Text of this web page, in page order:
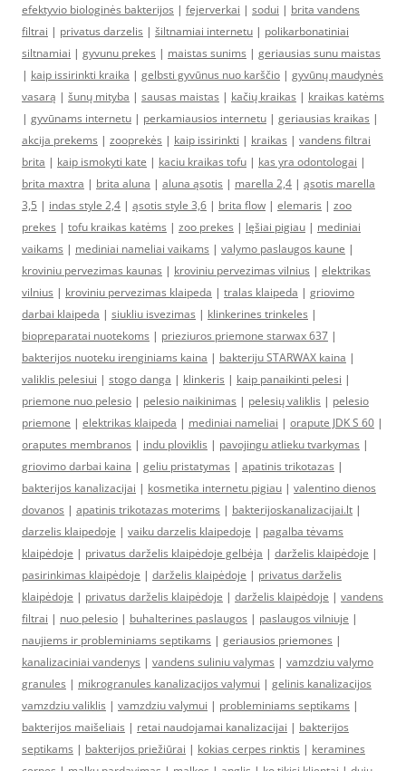
efektyvio biologinės bakterijos | fejerverkai | sodui | brita vandens
filtrai | privatus darzelis | šiltnamiai internetu | polikarbonatiniai
siltnamiai | gyvunu prekes | maistas sunims | geriausias sunu maistas
| kaip issirinkti kraika | gelbsti gyvūnus nuo karščio | gyvūnų maudynės
vasarą | šunų mityba | sausas maistas | kačių kraikas | kraikas katėms
| gyvūnams internetu | perkamiausios internetu | geriausias kraikas |
akcija prekems | zooprekės | kaip issirinkti | kraikas | vandens filtrai
brita | kaip ismokyti kate | kaciu kraikas tofu | kas yra odontologai |
brita maxtra | brita aluna | aluna ąsotis | marella 2,4 | ąsotis marella
3,5 | indas style 2,4 | ąsotis style 3,6 | brita flow | elemaris | zoo
prekes | tofu kraikas katėms | zoo prekes | lęšiai pigiau | mediniai
vaikams | mediniai nameliai vaikams | valymo paslaugos kaune |
kroviniu pervezimas kaunas | kroviniu pervezimas vilnius | elektrikas
vilnius | kroviniu pervezimas klaipeda | tralas klaipeda | griovimo
darbai klaipeda | siukliu isvezimas | klinkerines trinkeles |
biopreparatai nuotekoms | prieziuros priemone starwax 637 |
bakterijos nuoteku irenginiams kaina | bakteriju STARWAX kaina |
valiklis pelesiui | stogo danga | klinkeris | kaip panaikinti pelesi |
priemone nuo pelesio | pelesio naikinimas | pelesių valiklis | pelesio
priemone | elektrikas klaipeda | mediniai nameliai | orapute JDK S 60 |
oraputes membranos | indu ploviklis | pavojingu atlieku tvarkymas |
griovimo darbai kaina | geliu pristatymas | apatinis trikotazas |
bakterijos kanalizacijai | kosmetika internetu pigiau | valentino dienos
dovanos | apatinis trikotazas moterims | bakterijoskanalizacijai.lt |
darzelis klaipedoje | vaiku darzelis klaipedoje | pagalba tėvams
klaipėdoje | privatus darželis klaipėdoje gelbėja | darželis klaipėdoje |
pasirinkimas klaipėdoje | darželis klaipėdoje | privatus darželis
klaipėdoje | privatus darželis klaipėdoje | darželis klaipėdoje | vandens
filtrai | nuo pelesio | buhalterines paslaugos | paslaugos vilniuje |
naujiems ir probleminiams septikams | geriausios priemones |
kanalizaciniai vandenys | vandens suliniu valymas | vamzdziu valymo
granules | mikrogranules kanalizacijos valymui | gelinis kanalizacijos
vamzdziu valiklis | vamzdziu valymui | probleminiams septikams |
bakterijos maišeliais | retai naudojamai kanalizacijai | bakterijos
septikams | bakterijos priežiūrai | kokias cerpes rinktis | keramines